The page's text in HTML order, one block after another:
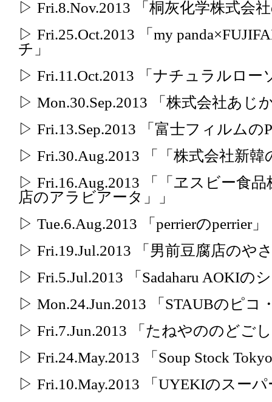
▷ Fri.8.Nov.2013 「桐灰化学株式会
▷ Fri.25.Oct.2013 「my
チ」
▷ Fri.11.Oct.2013 「ナチュラルロ
▷ Mon.30.Sep.2013 「株式会社あじ
▷ Fri.13.Sep.2013 「富士フィルムの
▷ Fri.30.Aug.2013 「「株式会社新
▷ Fri.16.Aug.2013 「「ヱスビー食
店のアラビアータ」」
▷ Tue.6.Aug.2013 「perrierのperrier」
▷ Fri.19.Jul.2013 「男前豆腐店のや
▷ Fri.5.Jul.2013 「Sadaharu AOKIの
▷ Mon.24.Jun.2013 「STAUBのピコ
▷ Fri.7.Jun.2013 「たねやののどご
▷ Fri.24.May.2013 「Soup Stock
▷ Fri.10.May.2013 「UYEKIのスー